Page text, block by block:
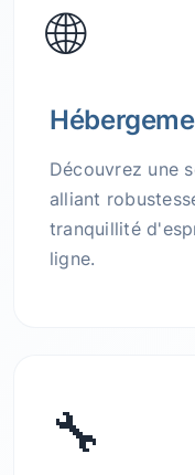
🌐
Découvrez une
alliant
tranquillité
ligne.
🔧